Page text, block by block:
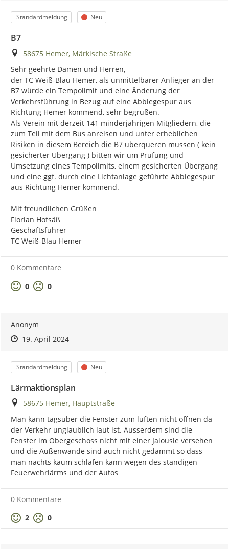
der Bedeutung der unterschiedlichen Farben vertraut:
Verschieben oder vergrößern Sie den Kartenausschnitt
bei Bedarf.
Markieren Sie einen Ort mit der Maus in der Karte oder
suchen Sie eine bestimmte Adresse, auf den / die sich
Ihr Hinweis bezieht.
Teilen Sie uns Ihre Meinung in den entsprechenden
Textfeldern mit. Die Angabe der E-Mail-Adresse ist
dabei freiwillig und dient lediglich dem am Eingabefeld
beschriebenen Zweck.
Wie geht es weiter?
Jede Einsendung wird bearbeitet, eingestuft und ggf. auf
Umsetzbarkeit überprüft. Im weiteren Verlauf können
umsetzbare Einsendungen bei der Fortschreibung des
den Rat beschlossen und unter
gegeben.
Umfangreiche Informationen zu den Themen
Lärmkartierung und Lärmaktionsplanung finden Sie im
Umgebungslärmportal
Naturschutz und Verkehr des Landes Nordrhein-Westfalen.
Im Umgebungslärmportal finden Sie auch alle Lärmkarten
der 4. Runde für Nordrhein-Westfalen imLärmkartenviewer
NRW.
Das Geoportal des Eisenbahn-Bundesamtes mit den
Lärmkarten der Haupteisenbahnstrecken des Bundes
erreichen Sie hier:GeoPortal.EBA - Verfügbare
[1]in NRW sind dies die Städte und Gemeinden
[2]Landesamt für Natur, Umwelt und Verbraucherschutz
des Landes NRW
Kategorie
Standardmeldung Status
Neu
B7
Ort
58675 Hemer, Märkische Straße
Sehr geehrte Damen und Herren,
der TC Weiß-Blau Hemer, als unmittelbarer Anlieger an der
B7 würde ein Tempolimit und eine Änderung der
Verkehrsführung in Bezug auf eine Abbiegespur aus
Richtung Hemer kommend, sehr begrüßen.
Als Verein mit derzeit 141 minderjährigen Mitgliedern, die
zum Teil mit dem Bus anreisen und unter erheblichen
Risiken in diesem Bereich die B7 überqueren müssen ( kein
gesicherter Übergang ) bitten wir um Prüfung und
Umsetzung eines Tempolimits, einem gesicherten Übergang
und eine ggf. durch eine Lichtanlage geführte Abbiegespur
aus Richtung Hemer kommend.
Mit freundlichen Grüßen
Florian Hofsäß
Geschäftsführer
TC Weiß-Blau Hemer
0 Kommentare
Positive Bewertung
0 Negative Bewertung
0
Anonym
Zeitpunkt des Erstellens
Zeitpunkt des Erstellens
19. April 2024Zur Äußerung
Kategorie
Standardmeldung Status
Neu
Lärmaktionsplan
Ort
58675 Hemer, Hauptstraße
Man kann tagsüber die Fenster zum lüften nicht öffnen da
der Verkehr unglaublich laut ist. Ausserdem sind die
Fenster im Obergeschoss nicht mit einer Jalousie versehen
und die Außenwände sind auch nicht gedämmt so dass
man nachts kaum schlafen kann wegen des ständigen
Feuerwehrlärms und der Autos
0 Kommentare
Positive Bewertung
2 Negative Bewertung
0